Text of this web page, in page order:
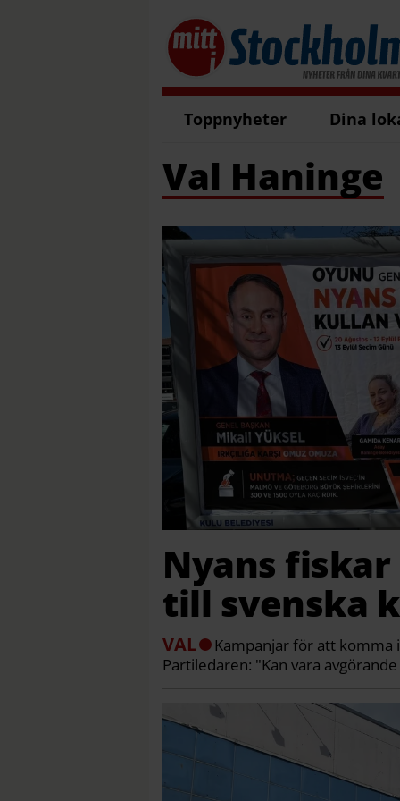
Toppnyheter Dina
Val Haninge
Nyans
till svenska
VAL
Kampanjar för att
Partiledaren: "Kan vara